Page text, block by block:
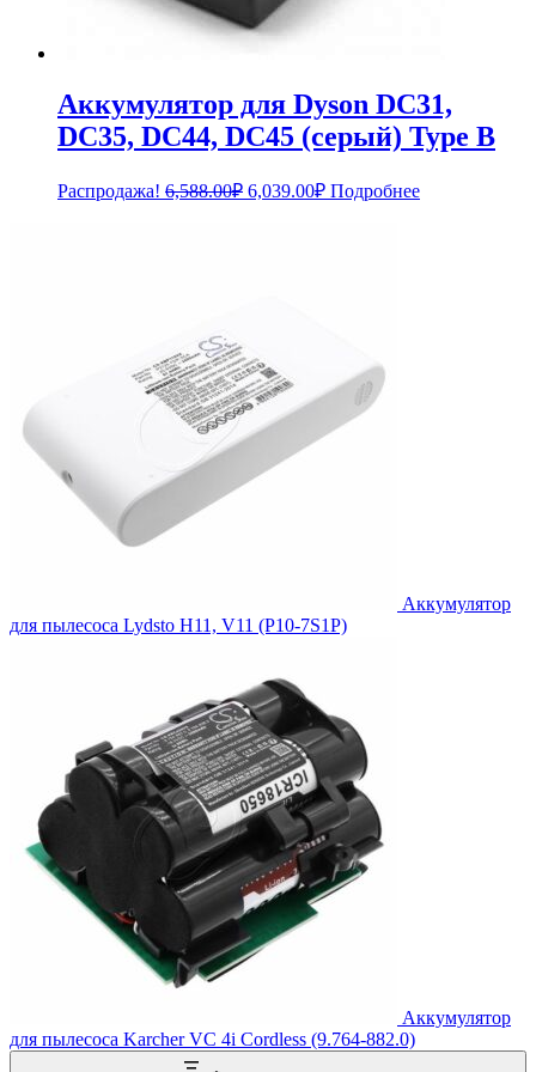
Аккумулятор для Dyson DC31,
DC35, DC44, DC45 (серый) Type B
Распродажа! 6,588.00₽ Первоначальная
6,039.00₽Текущая
цена:
Подробнее
Аккумулятор
для пылесоса Lydsto H11, V11 (P10-7S1P)
Аккумулятор
для пылесоса Karcher VC 4i Cordless (9.764-882.0)